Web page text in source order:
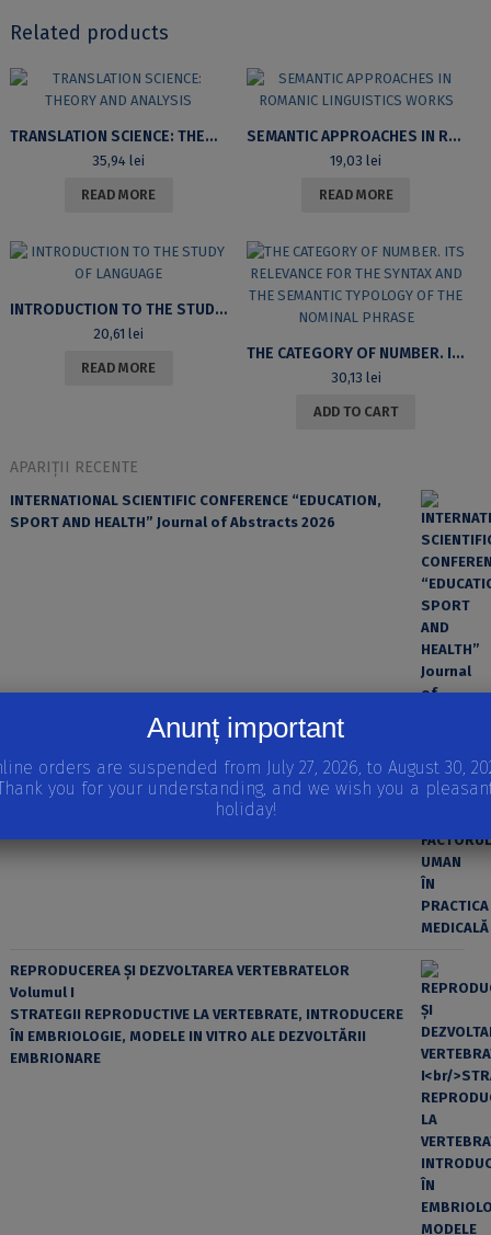
Related products
TRANSLATION SCIENCE: THEORY AND ANALYSIS
35,94lei
READ MORE
SEMANTIC APPROACHES IN ROMANIC LINGUISTICS WORKS
19,03lei
READ MORE
INTRODUCTION TO THE STUDY OF LANGUAGE
20,61lei
READ MORE
THE CATEGORY OF NUMBER. ITS RELEVANCE FOR THE SYNTAX AND THE SEMANTIC TYPOLOGY OF THE NOMINAL PHRASE
30,13 lei
ADD TO CART
APARIȚII RECENTE
INTERNATIONAL SCIENTIFIC CONFERENCE “EDUCATION,
SPORT AND HEALTH” Journal of Abstracts 2026
EROAREA ȘI FACTORUL UMAN ÎN PRACTICA MEDICALĂ
REPRODUCEREA ȘI DEZVOLTAREA VERTEBRATELOR
Volumul I
STRATEGII REPRODUCTIVE LA VERTEBRATE, INTRODUCERE
ÎN EMBRIOLOGIE, MODELE IN VITRO ALE DEZVOLTĂRII
EMBRIONARE
Anunț important
orders are suspended from July 27, 2026, to August 30,
you for your understanding, and we wish you a
holiday!